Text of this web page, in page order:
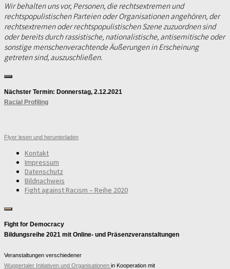
Wir behalten uns vor, Personen, die rechtsextremen und
rechtspopulistischen Parteien oder Organisationen angehören, der
rechtsextremen oder rechtspopulistischen Szene zuzuordnen sind
oder bereits durch rassistische, nationalistische, antisemitische oder
sonstige menschenverachtende Äußerungen in Erscheinung
getreten sind, auszuschließen.
Nächster Termin: Donnerstag, 2.12.2021
Racial Profiling
Flyer lesen und herunterladen
Kontakt
Impressum
Datenschutz
Bildnachweis
Fight against Racism – Reihe 2020
Fight for Democracy
Bildungsreihe 2021 mit Online- und Präsenzveranstaltungen
Veranstaltungen verschiedener
Wuppertaler Initiativen und Organisationen in Kooperation mit